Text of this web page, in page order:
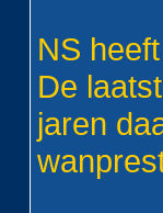
NS
De
jaren